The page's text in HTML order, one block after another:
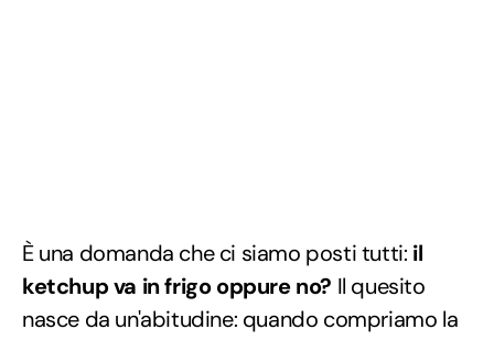
È una domanda che ci siamo posti tutti: il
ketchup va in frigo oppure no? Il quesito
nasce da un'abitudine: quando compriamo la